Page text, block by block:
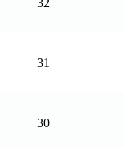
31
30